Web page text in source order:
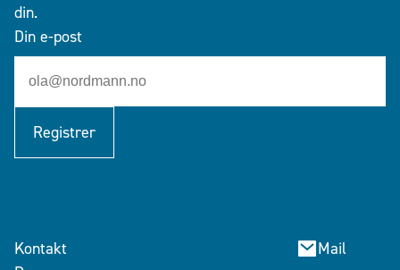
din.
Din e-post
Registrer
Kontakt
Mail